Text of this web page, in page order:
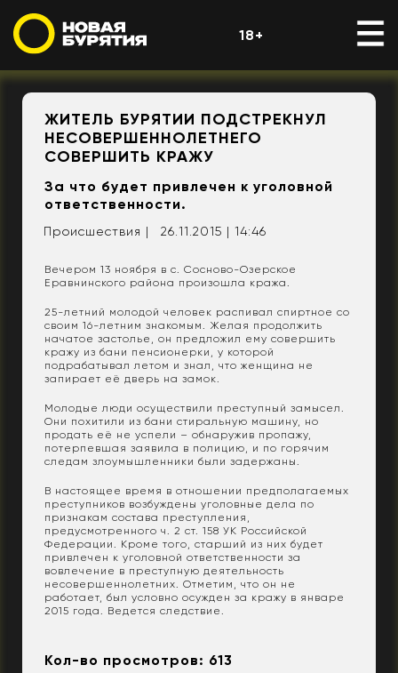
18+
ЖИТЕЛЬ БУРЯТИИ ПОДСТРЕКНУЛ
НЕСОВЕРШЕННОЛЕТНЕГО
СОВЕРШИТЬ КРАЖУ
За что будет привлечен к уголовной
ответственности.
Происшествия | 26.11.2015 | 14:46
Вечером 13 ноября в с. Сосново-Озерское
Еравнинского района произошла кража.
25-летний молодой человек распивал спиртное со
своим 16-летним знакомым. Желая продолжить
начатое застолье, он предложил ему совершить
кражу из бани пенсионерки, у которой
подрабатывал летом и знал, что женщина не
запирает её дверь на замок.
Молодые люди осуществили преступный замысел.
Они похитили из бани стиральную машину, но
продать её не успели – обнаружив пропажу,
потерпевшая заявила в полицию, и по горячим
следам злоумышленники были задержаны.
В настоящее время в отношении предполагаемых
преступников возбуждены уголовные дела по
признакам состава преступления,
предусмотренного ч. 2 ст. 158 УК Российской
Федерации. Кроме того, старший из них будет
привлечен к уголовной ответственности за
вовлечение в преступную деятельность
несовершеннолетних. Отметим, что он не
работает, был условно осужден за кражу в январе
2015 года. Ведется следствие.
Кол-во просмотров: 613